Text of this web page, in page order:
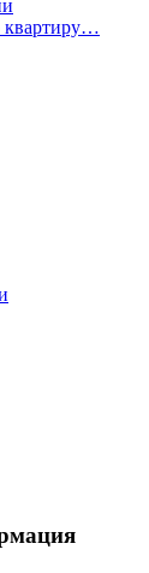
квартиру…